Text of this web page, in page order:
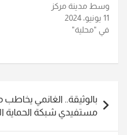
وسط مدينة مركز
المحافظة.وذكر المصدر ، ان
"حريقا اندلع داخل قسم
وسط المحافظة"، لافتا إلى
المصدر، ان " الكوادر الفنية
والعاملين داخل…
11 يونيو، 2024
في "محلية"
المقالات
بالوثيقة.. الغانمي
مستفيدي شبكة الحماية